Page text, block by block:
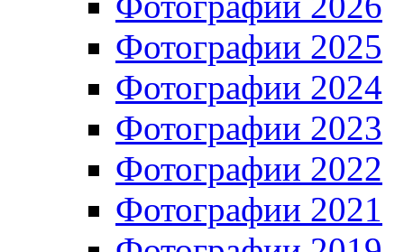
Фотографии 2025
Фотографии 2024
Фотографии 2023
Фотографии 2022
Фотографии 2021